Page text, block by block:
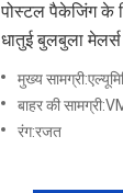
पोस्टल पैकेजिंग के
धातुई बुलबुला
मुख्य
बाहर की
रंग:रजत